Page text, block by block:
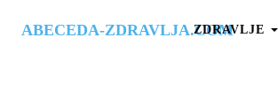
ABECEDA-ZDRAVLJA.COM
ZDRAVLJE